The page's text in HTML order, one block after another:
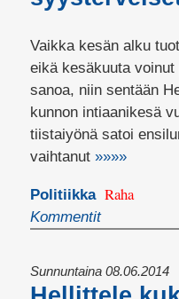
Vaikka kesän alku
eikä kesäkuuta
sanoa, niin sentään
kunnon intiaanikesä
tiistaiyönä satoi
vaihtanut»»»»
Politiikka Raha
Kommentit
Sunnuntaina 08.06.2014